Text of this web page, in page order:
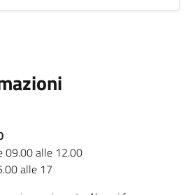
09.00 alle 12.00
alle 17